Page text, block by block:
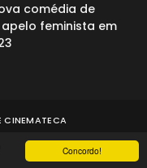
Concordo!
comédia de
feminista em
CINEMATECA